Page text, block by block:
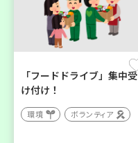
「フードドライブ」集中受
け付け！
環境 ボランティア